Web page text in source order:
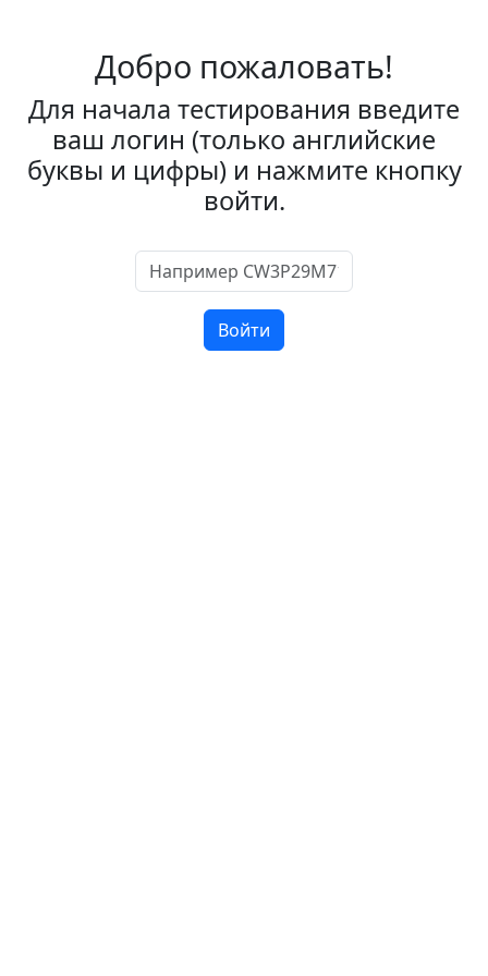
Добро пожаловать!
Для начала тестирования введите
ваш логин (только английские
буквы и цифры) и нажмите кнопку
войти.
Войти